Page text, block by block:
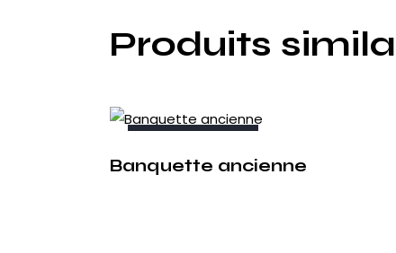
Produits
Banquette ancienne